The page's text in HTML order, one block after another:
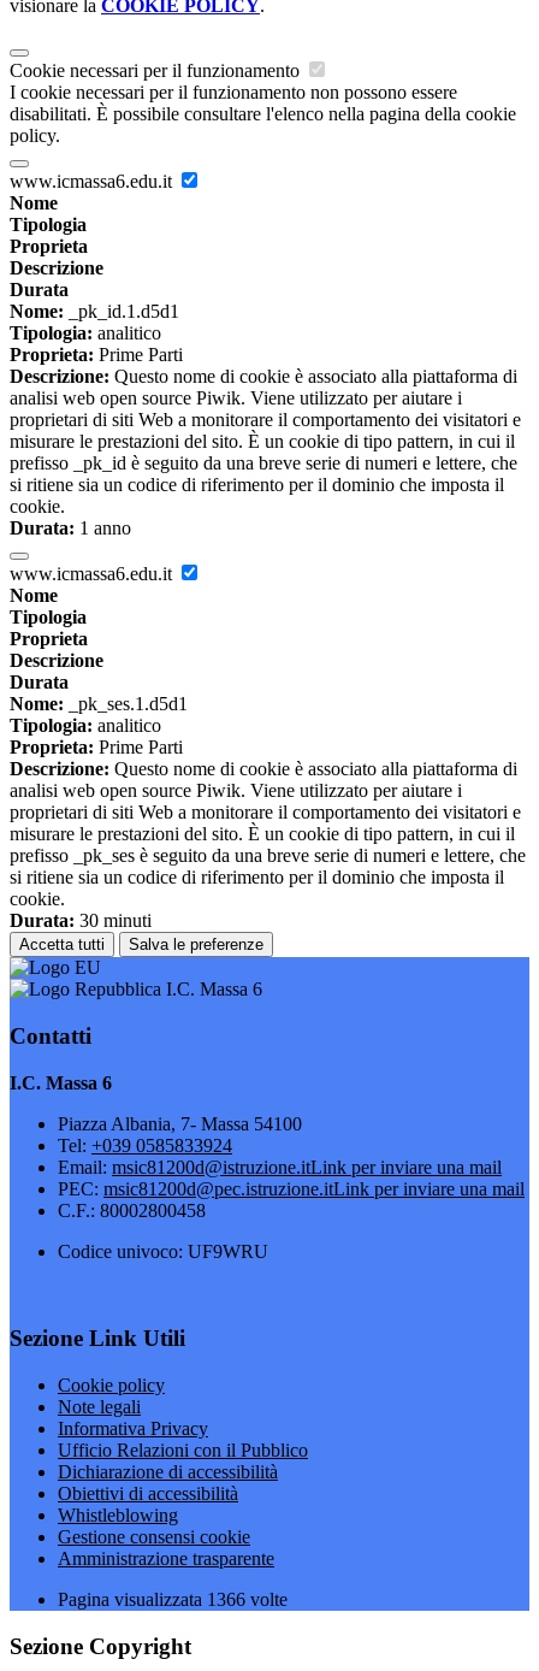
visionare la COOKIE POLICY.
Cookie necessari per il funzionamento
I cookie necessari per il funzionamento non possono essere
disabilitati. È possibile consultare l'elenco nella pagina della cookie
policy.
www.icmassa6.edu.it
Nome
Tipologia
Proprieta
Descrizione
Durata
Nome: _pk_id.1.d5d1
Tipologia: analitico
Proprieta: Prime Parti
Descrizione: Questo nome di cookie è associato alla piattaforma di
analisi web open source Piwik. Viene utilizzato per aiutare i
proprietari di siti Web a monitorare il comportamento dei visitatori e
misurare le prestazioni del sito. È un cookie di tipo pattern, in cui il
prefisso _pk_id è seguito da una breve serie di numeri e lettere, che
si ritiene sia un codice di riferimento per il dominio che imposta il
cookie.
Durata: 1 anno
www.icmassa6.edu.it
Nome
Tipologia
Proprieta
Descrizione
Durata
Nome: _pk_ses.1.d5d1
Tipologia: analitico
Proprieta: Prime Parti
Descrizione: Questo nome di cookie è associato alla piattaforma di
analisi web open source Piwik. Viene utilizzato per aiutare i
proprietari di siti Web a monitorare il comportamento dei visitatori e
misurare le prestazioni del sito. È un cookie di tipo pattern, in cui il
prefisso _pk_ses è seguito da una breve serie di numeri e lettere, che
si ritiene sia un codice di riferimento per il dominio che imposta il
cookie.
Durata: 30 minuti
Accetta tutti Salva le preferenze
I.C. Massa 6
Contatti
I.C. Massa 6
Piazza Albania, 7- Massa 54100
Tel: +039 0585833924
Email: msic81200d@istruzione.itLink per inviare una mail
PEC: msic81200d@pec.istruzione.itLink per inviare una mail
C.F.: 80002800458
Codice univoco: UF9WRU
Sezione Link Utili
Cookie policy
Note legali
Informativa Privacy
Ufficio Relazioni con il Pubblico
Dichiarazione di accessibilità
Obiettivi di accessibilità
Whistleblowing
Gestione consensi cookie
Amministrazione trasparente
Pagina visualizzata 1366 volte
Sezione Copyright